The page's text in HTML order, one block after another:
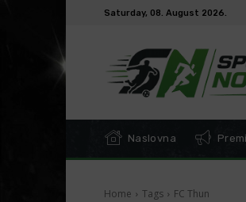
Saturday, 08. August 2026.
Naslovna
Home Tags FC Thun